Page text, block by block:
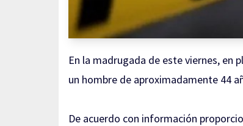
En la madrugada de este viernes, en
un hombre de aproximadamente 44
De acuerdo con información